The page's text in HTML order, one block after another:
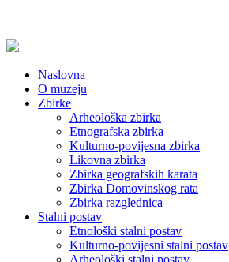
Naslovna
O muzeju
Zbirke
Arheološka zbirka
Etnografska zbirka
Kulturno-povijesna zbirka
Likovna zbirka
Zbirka geografskih karata
Zbirka Domovinskog rata
Zbirka razglednica
Stalni postav
Etnološki stalni postav
Kulturno-povijesni stalni postav
Arheološki stalni postav